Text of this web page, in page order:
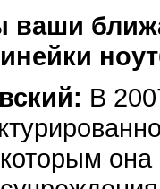
ваши
В
которым